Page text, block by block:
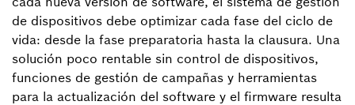
de dispositivos debe optimizar cada fase del ciclo de
vida: desde la fase preparatoria hasta la clausura. Una
solución poco rentable sin control de dispositivos,
funciones de gestión de campañas y herramientas
para la actualización del software y el firmware resulta